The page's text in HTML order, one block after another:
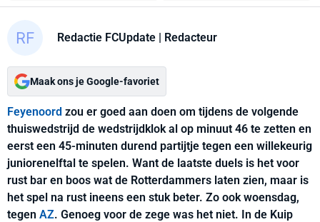
Redactie FCUpdate | Redacteur
Maak ons je Google-favoriet
Feyenoord zou er goed aan doen om tijdens de volgende
thuiswedstrijd de wedstrijdklok al op minuut 46 te zetten en
eerst een 45-minuten durend partijtje tegen een willekeurig
juniorenelftal te spelen. Want de laatste duels is het voor
rust bar en boos wat de Rotterdammers laten zien, maar is
het spel na rust ineens een stuk beter. Zo ook woensdag,
tegen AZ. Genoeg voor de zege was het niet. In de Kuip